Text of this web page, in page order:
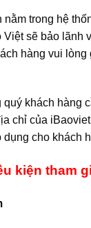
trong hệ
sẽ bảo lãnh
hàng vui
khách hàng
chỉ của
cho khách
kiện tham